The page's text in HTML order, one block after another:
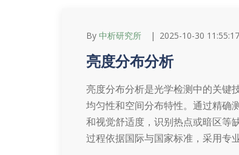
By 中析研究所 2025-10-30 11:55:17
亮度分布分析
亮度分布分析是光学检测中的关键
均匀性和空间分布特性。通过精确
和视觉舒适度，识别热点或暗区等
过程依据国际与国家标准，采用专